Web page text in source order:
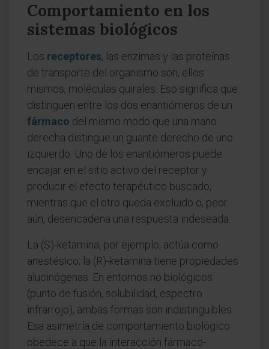
Comportamiento en los
sistemas biológicos
Los receptores, las enzimas y las proteínas
de transporte del organismo son, ellos
mismos, moléculas quirales. Eso significa que
distinguen entre los dos enantiómeros de un
fármaco del mismo modo que una mano
derecha distingue un guante derecho de uno
izquierdo. Uno de los enantiómeros puede
encajar en el sitio activo del receptor y
producir el efecto terapéutico buscado,
mientras que el otro queda excluido o, peor
aún, desencadena una respuesta indeseada.
La (S)-ketamina, por ejemplo, actúa como
anestésico; la (R)-ketamina tiene propiedades
alucinógenas. En entornos no biológicos
(punto de fusión, solubilidad, espectro
infrarrojo), ambas formas son indistinguibles.
Esa asimetría de comportamiento biológico
obedece a que la interacción fármaco-